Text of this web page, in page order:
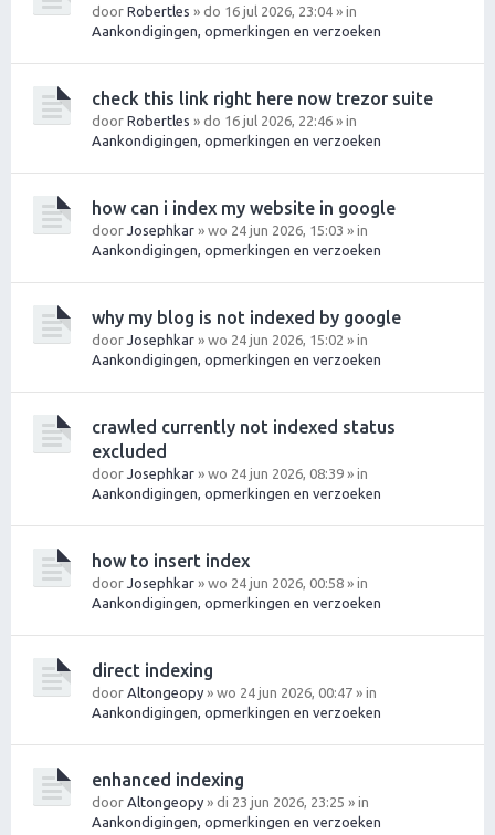
door Robertles » do 16 jul 2026, 23:04 » in
Aankondigingen, opmerkingen en verzoeken
check this link right here now trezor suite
door Robertles » do 16 jul 2026, 22:46 » in
Aankondigingen, opmerkingen en verzoeken
how can i index my website in google
door Josephkar » wo 24 jun 2026, 15:03 » in
Aankondigingen, opmerkingen en verzoeken
why my blog is not indexed by google
door Josephkar » wo 24 jun 2026, 15:02 » in
Aankondigingen, opmerkingen en verzoeken
crawled currently not indexed status
excluded
door Josephkar » wo 24 jun 2026, 08:39 » in
Aankondigingen, opmerkingen en verzoeken
how to insert index
door Josephkar » wo 24 jun 2026, 00:58 » in
Aankondigingen, opmerkingen en verzoeken
direct indexing
door Altongeopy » wo 24 jun 2026, 00:47 » in
Aankondigingen, opmerkingen en verzoeken
enhanced indexing
door Altongeopy » di 23 jun 2026, 23:25 » in
Aankondigingen, opmerkingen en verzoeken